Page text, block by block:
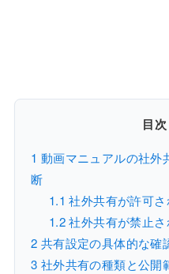
目次
1 動画マニュアルの社外
断
1.1 社外共有が許可さ
1.2社外共有が禁止さ
2 共有設定の具体的な確
3 社外共有の種類と公開